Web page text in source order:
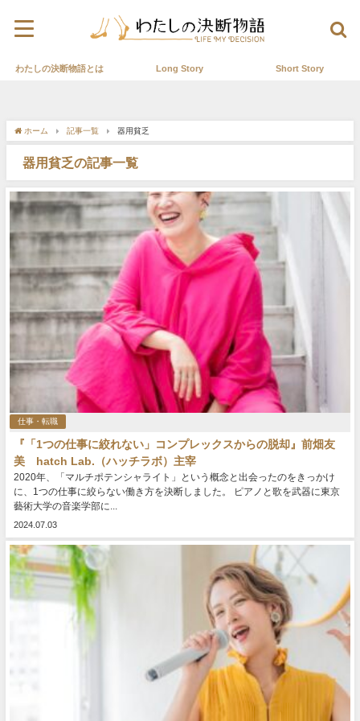
わたしの決断物語とは Long Story Short Story
ホーム 記事一覧 器用貧乏
器用貧乏の記事一覧
仕事・転職
『「1つの仕事に絞れない」コンプレックスからの脱却』前畑友
美 hatch Lab.（ハッチラボ）主宰
2020年、「マルチポテンシャライト」という概念と出会ったのをきっかけ
に、1つの仕事に絞らない働き方を決断しました。 ピアノと歌を武器に東京
藝術大学の音楽学部に...
2024.07.03